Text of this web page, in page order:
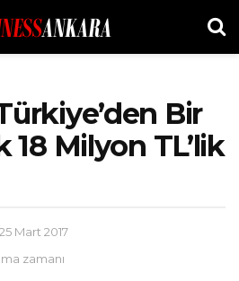
Bir
18 Milyon TL’lik
25 Mart 2017
zamanı